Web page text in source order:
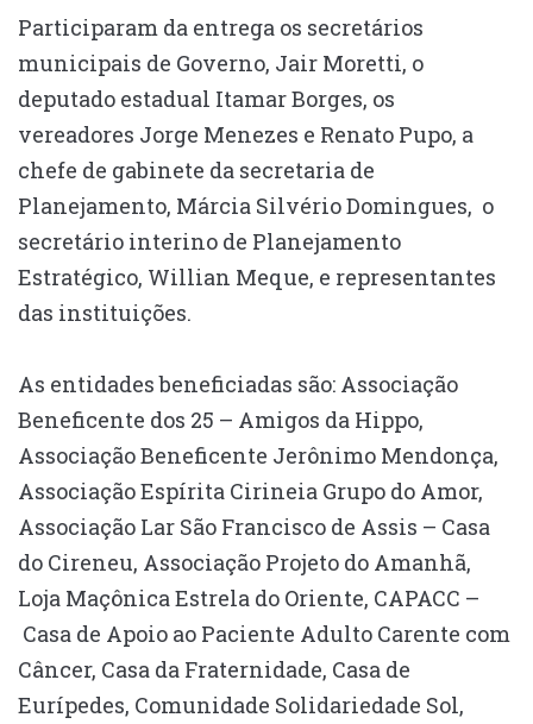
Participaram da entrega os secretários
municipais de Governo, Jair Moretti, o
deputado estadual Itamar Borges, os
vereadores Jorge Menezes e Renato Pupo, a
chefe de gabinete da secretaria de
Planejamento, Márcia Silvério Domingues, o
secretário interino de Planejamento
Estratégico, Willian Meque, e representantes
das instituições.
As entidades beneficiadas são: Associação
Beneficente dos 25 – Amigos da Hippo,
Associação Beneficente Jerônimo Mendonça,
Associação Espírita Cirineia Grupo do Amor,
Associação Lar São Francisco de Assis – Casa
do Cireneu, Associação Projeto do Amanhã,
Loja Maçônica Estrela do Oriente, CAPACC –
Casa de Apoio ao Paciente Adulto Carente com
Câncer, Casa da Fraternidade, Casa de
Eurípedes, Comunidade Solidariedade Sol,